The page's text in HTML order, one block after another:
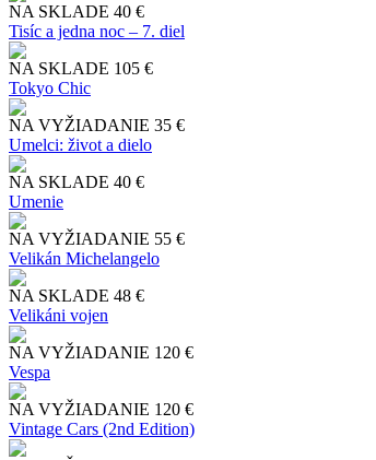
NA SKLADE 40 €
Tisíc a jedna noc – 7. diel
NA SKLADE 105 €
Tokyo Chic
NA VYŽIADANIE 35 €
Umelci: život a dielo
NA SKLADE 40 €
Umenie
NA VYŽIADANIE 55 €
Velikán Michelangelo
NA SKLADE 48 €
Velikáni vojen
NA VYŽIADANIE 120 €
Vespa
NA VYŽIADANIE 120 €
Vintage Cars (2nd Edition)